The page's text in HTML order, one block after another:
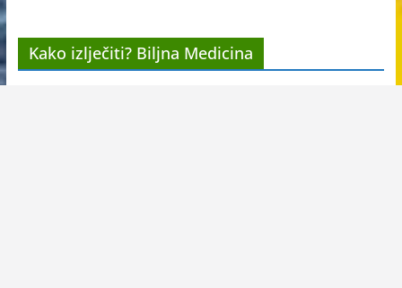
Kako izlječiti? Biljna Medicina